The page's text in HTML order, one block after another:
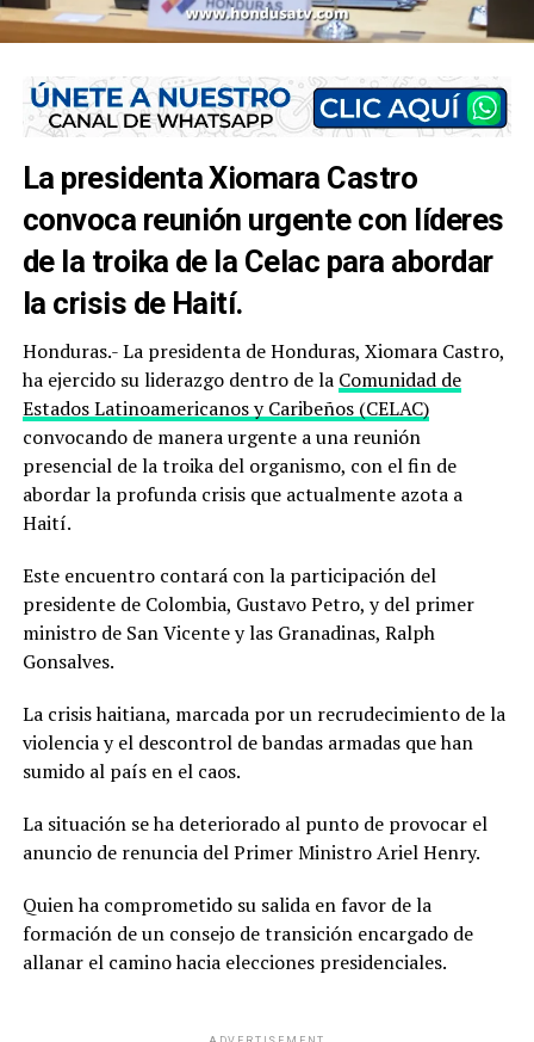
La presidenta Xiomara Castro
convoca reunión urgente con líderes
de la troika de la Celac para abordar
la crisis de Haití.
Honduras.- La presidenta de Honduras, Xiomara Castro,
ha ejercido su liderazgo dentro de la Comunidad de
Estados Latinoamericanos y Caribeños (CELAC)
convocando de manera urgente a una reunión
presencial de la troika del organismo, con el fin de
abordar la profunda crisis que actualmente azota a
Haití.
Este encuentro contará con la participación del
presidente de Colombia, Gustavo Petro, y del primer
ministro de San Vicente y las Granadinas, Ralph
Gonsalves.
La crisis haitiana, marcada por un recrudecimiento de la
violencia y el descontrol de bandas armadas que han
sumido al país en el caos.
La situación se ha deteriorado al punto de provocar el
anuncio de renuncia del Primer Ministro Ariel Henry.
Quien ha comprometido su salida en favor de la
formación de un consejo de transición encargado de
allanar el camino hacia elecciones presidenciales.